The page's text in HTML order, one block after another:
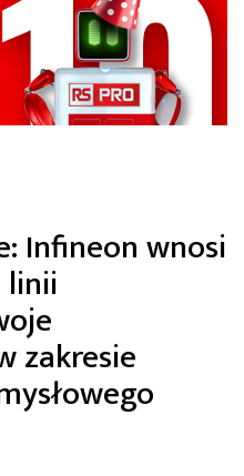
Infineon wnosi
linii
zakresie